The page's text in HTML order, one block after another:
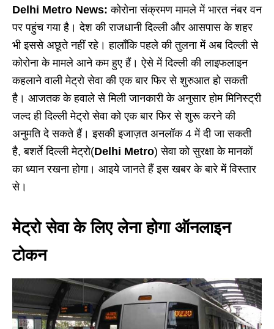
Delhi Metro News:कोरोना संक्रमण मामले में भारत नंबर वन
पर पहुंच गया है। देश की राजधानी दिल्ली और आसपास के शहर
भी इससे अछूते नहीं रहे। हालाँकि पहले की तुलना में अब दिल्ली से
कोरोना के मामले आने कम हुए हैं। ऐसे में दिल्ली की लाइफलाइन
कहलाने वाली मेट्रो सेवा की एक बार फिर से शुरुआत हो सकती
है। आजतक के हवाले से मिली जानकारी के अनुसार होम मिनिस्ट्री
जल्द ही दिल्ली मेट्रो सेवा को एक बार फिर से शुरू करने की
अनुमति दे सकते हैं। इसकी इजाज़त अनलॉक 4 में दी जा सकती
है, बशर्ते दिल्ली मेट्रो(Delhi Metro) सेवा को सुरक्षा के मानकों
का ध्यान रखना होगा। आइये जानते हैं इस खबर के बारे में विस्तार
से।
मेट्रो सेवा के लिए लेना होगा ऑनलाइन
टोकन